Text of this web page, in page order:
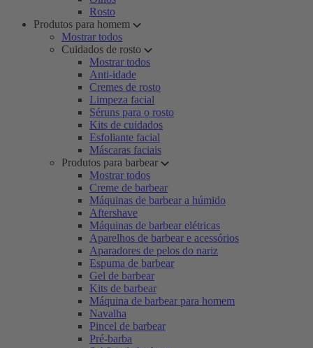
Rosto
Produtos para homem
Mostrar todos
Cuidados de rosto
Mostrar todos
Anti-idade
Cremes de rosto
Limpeza facial
Séruns para o rosto
Kits de cuidados
Esfoliante facial
Máscaras faciais
Produtos para barbear
Mostrar todos
Creme de barbear
Máquinas de barbear a húmido
Aftershave
Máquinas de barbear elétricas
Aparelhos de barbear e acessórios
Aparadores de pelos do nariz
Espuma de barbear
Gel de barbear
Kits de barbear
Máquina de barbear para homem
Navalha
Pincel de barbear
Pré-barba